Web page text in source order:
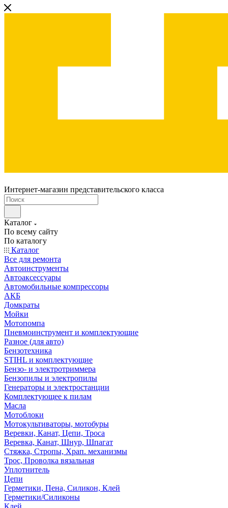
Интернет-магазин представительского класса
Каталог
По всему сайту
По каталогу
Каталог
Все для ремонта
Автоинструменты
Автоаксессуары
Автомобильные компрессоры
АКБ
Домкраты
Мойки
Мотопомпа
Пневмоинструмент и комплектующие
Разное (для авто)
Бензотехника
STIHL и комплектующие
Бензо- и электротриммера
Бензопилы и электропилы
Генераторы и электростанции
Комплектующее к пилам
Масла
Мотоблоки
Мотокультиваторы, мотобуры
Веревки, Канат, Цепи, Троса
Веревка, Канат, Шнур, Шпагат
Стяжка, Стропы, Храп. механизмы
Трос, Проволка вязальная
Уплотнитель
Цепи
Герметики, Пена, Силикон, Клей
Герметики/Силиконы
Клей